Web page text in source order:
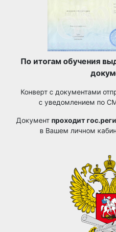
По итогам обучения
Конверт с документами
с уведомлением по
Документ проходит
в Вашем личном